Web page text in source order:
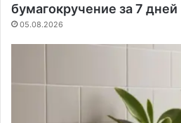
бумагокручение за 7 дней
05.08.2026